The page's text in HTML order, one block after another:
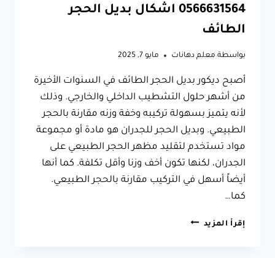
0566631564 اشكال بديل الحجر
الطائف
بواسطة معلم دهانات مايو 7, 2025
أصبح ديكور بديل الحجر الطائف في السنوات الأخيرة
من أشهر حلول التشطيب الداخلي والخارجي. وذلك
لأنه يتميز بسهولة تركيبه وخفة وزنه مقارنة بالحجر
الطبيعي. وبديل الحجر للجدران هو مادة أو مجموعة
مواد تستخدم لتقليد مظهر الحجر الطبيعي على
الجدران، لكنها تكون أخف وزنا وأقل تكلفة. كما أنها
أيضاً أسهل في التركيب مقارنة بالحجر الطبيعي.
كما…
إقرأ المزيد ديكور